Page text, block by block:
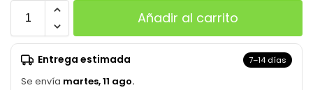
Añadir al carrito
Entrega estimada 7–14 días
Se envía martes, 11 ago.